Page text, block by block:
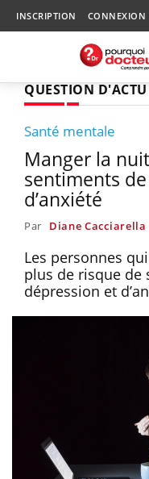
INSCRIPTION CONNEXION
QUESTION D'ACTU
Santé mentale
Manger la
sentiments
d’anxiété
Par Diane Cacciarella
Les personnes
plus de risque
dépression et